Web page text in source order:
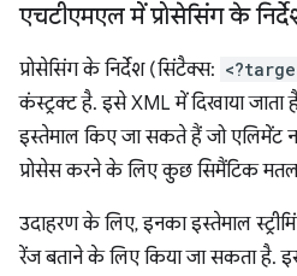
एचटीएमएल में प्रोसेसिंग के
प्रोसेसिंग के निर्देश (सिंटैक्स:
कंस्ट्रक्ट है. इसे XML में दिखाया
इस्तेमाल किए जा सकते हैं जो एलिमेंट
प्रोसेस करने के लिए कुछ सिमैंटिक
उदाहरण के लिए, इनका इस्तेमाल
रेंज बताने के लिए किया जा सकता है.